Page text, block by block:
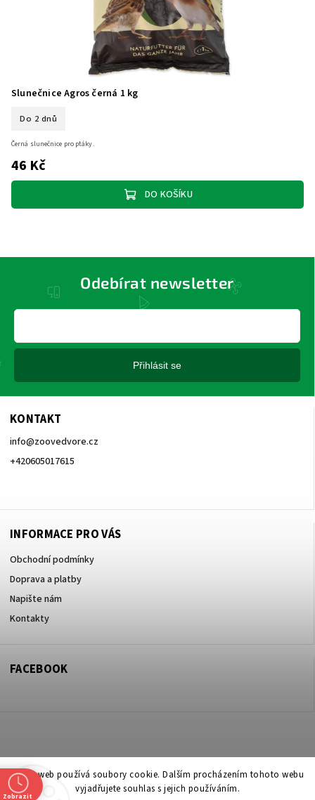
Tento web používá soubory cookie. Dalším procházením tohoto webu
vyjadřujete souhlas s jejich používáním.
Slunečnice Agros černá 1 kg
Do 2 dnů
46 Kč
DO KOŠÍKU
Černá slunečnice pro ptáky.
KONTAKT
info@zoovedvore.cz
+420605017615
INFORMACE PRO VÁS
Obchodní podmínky
Doprava a platby
Napište nám
Kontakty
Odebírat newsletter
Přihlásit se
FACEBOOK
Copyright 2026 ZOO ve dvoře Praha 5. Všechna práva vyhrazena.
Upravit nastavení cookies
Zobrazit